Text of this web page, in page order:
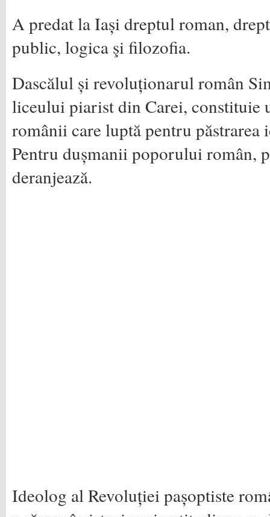
A predat la Iași dreptul roman,
public, logica şi filozofia.
Dascălul și revoluționarul român
liceului piarist din Carei, constituie
românii care luptă pentru
Pentru dușmanii poporului român,
deranjează.
Ideolog al Revoluției pașoptiste